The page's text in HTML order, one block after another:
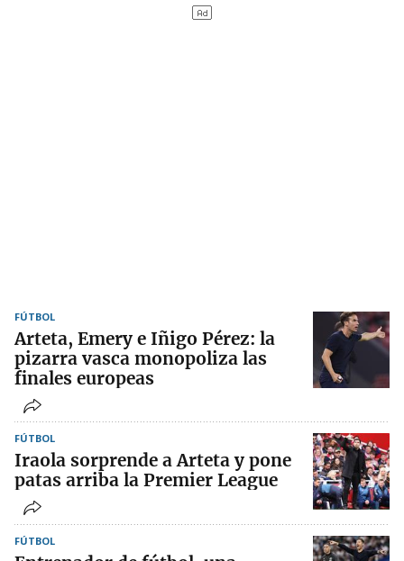
FÚTBOL
Arteta, Emery e Iñigo Pérez: la
pizarra vasca monopoliza las
finales europeas
FÚTBOL
Iraola sorprende a Arteta y pone
patas arriba la Premier League
FÚTBOL